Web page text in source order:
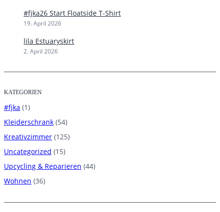
#fjka26 Start Floatside T-Shirt
19. April 2026
lila Estuaryskirt
2. April 2026
KATEGORIEN
#fjka (1)
Kleiderschrank (54)
Kreativzimmer (125)
Uncategorized (15)
Upcycling & Reparieren (44)
Wohnen (36)